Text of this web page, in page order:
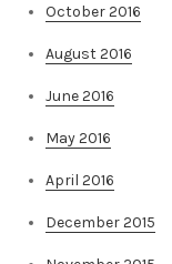
October 2016
August 2016
June 2016
May 2016
April 2016
December 2015